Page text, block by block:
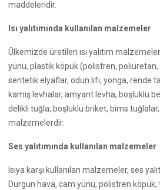
maddeleridir.
Isı yalıtımında kullanılan malzemeler
Ülkemizde üretilen ısı yalıtım
yünü, plastik köpük (polistren,
sentetik elyaflar, odun lifi, yonga, rende
kamış levhalar, amyant levha, boşluklu
delikli tuğla, boşluklu briket, bims
malzemelerdir.
Ses yalıtımında kullanılan malzemeler
Isıya karşı kullanılan malzemeler, ses
Durgun hava, cam yünü, polistren köpük,